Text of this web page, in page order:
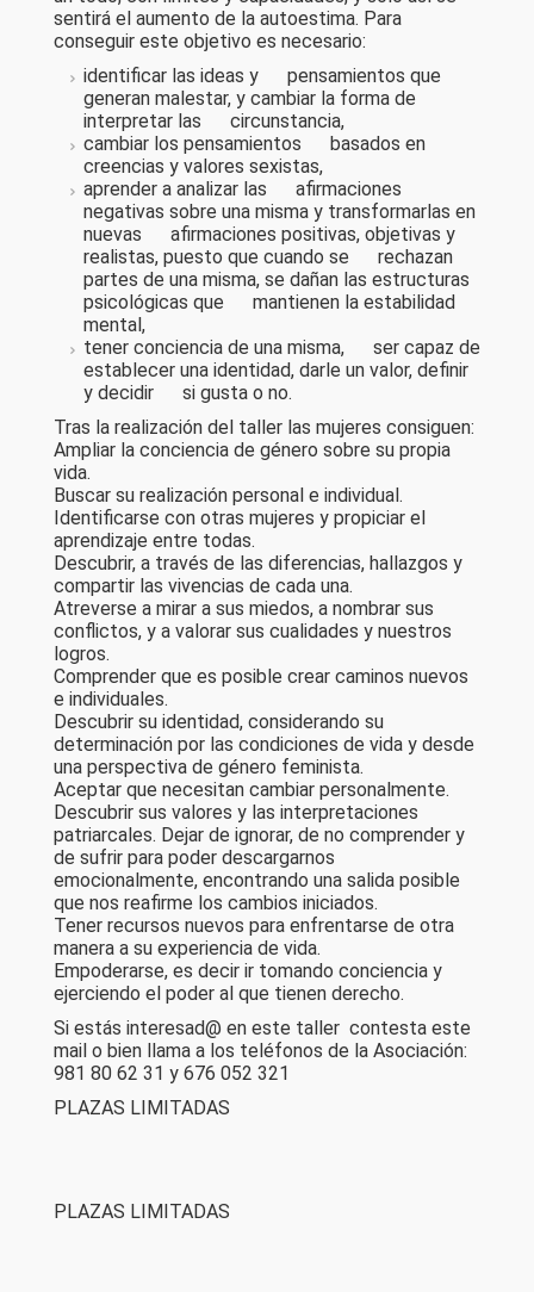
sentirá el aumento de la autoestima. Para
conseguir este objetivo es necesario:
identificar las ideas y pensamientos que
generan malestar, y cambiar la forma de
interpretar las circunstancia,
cambiar los pensamientos basados en
creencias y valores sexistas,
aprender a analizar las afirmaciones
negativas sobre una misma y transformarlas en
nuevas afirmaciones positivas, objetivas y
realistas, puesto que cuando se rechazan
partes de una misma, se dañan las estructuras
psicológicas que mantienen la estabilidad
mental,
tener conciencia de una misma, ser capaz de
establecer una identidad, darle un valor, definir
y decidir si gusta o no.
Tras la realización del taller las mujeres consiguen:
Ampliar la conciencia de género sobre su propia
vida.
Buscar su realización personal e individual.
Identificarse con otras mujeres y propiciar el
aprendizaje entre todas.
Descubrir, a través de las diferencias, hallazgos y
compartir las vivencias de cada una.
Atreverse a mirar a sus miedos, a nombrar sus
conflictos, y a valorar sus cualidades y nuestros
logros.
Comprender que es posible crear caminos nuevos
e individuales.
Descubrir su identidad, considerando su
determinación por las condiciones de vida y desde
una perspectiva de género feminista.
Aceptar que necesitan cambiar personalmente.
Descubrir sus valores y las interpretaciones
patriarcales. Dejar de ignorar, de no comprender y
de sufrir para poder descargarnos
emocionalmente, encontrando una salida posible
que nos reafirme los cambios iniciados.
Tener recursos nuevos para enfrentarse de otra
manera a su experiencia de vida.
Empoderarse, es decir ir tomando conciencia y
ejerciendo el poder al que tienen derecho.
Si estás interesad@ en este taller contesta este
mail o bien llama a los teléfonos de la Asociación:
981 80 62 31 y 676 052 321
PLAZAS LIMITADAS
PLAZAS LIMITADAS